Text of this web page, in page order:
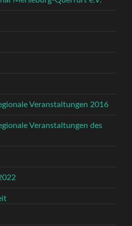
Veranstaltungen 2016
Veranstaltungen des